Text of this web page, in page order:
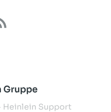
Support